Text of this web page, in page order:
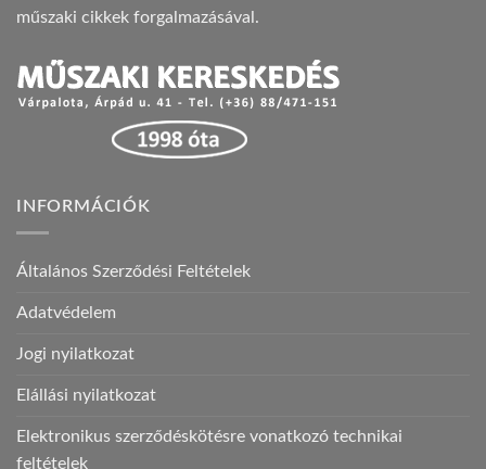
műszaki cikkek forgalmazásával.
INFORMÁCIÓK
Általános Szerződési Feltételek
Adatvédelem
Jogi nyilatkozat
Elállási nyilatkozat
Elektronikus szerződéskötésre vonatkozó technikai
feltételek